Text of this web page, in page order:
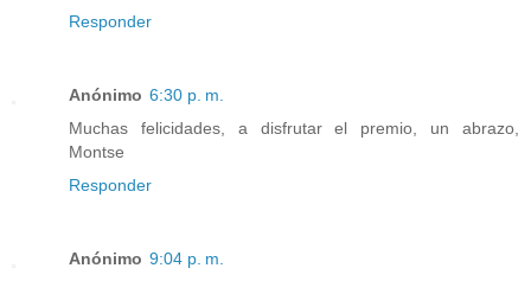
Responder
Anónimo 6:30 p. m.
Muchas felicidades, a disfrutar el premio, un abrazo,
Montse
Responder
Anónimo 9:04 p. m.